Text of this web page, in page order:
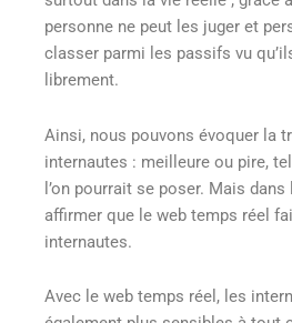
personne ne peut les juger et
classer parmi les passifs vu
librement.
Ainsi, nous pouvons évoquer la
internautes : meilleure ou pire,
l’on pourrait se poser. Mais
affirmer que le web temps réel
internautes.
Avec le web temps réel, les